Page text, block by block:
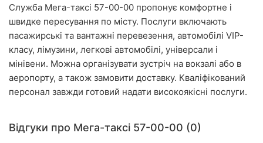
Тернопіль
Хмельницький
Одеса
Кропивницький
Служба Мега-таксі 57-00-00 пропонує комфортне і
швидке пересування по місту. Послуги включають
пасажирські та вантажні перевезення, автомобілі VIP-
класу, лімузини, легкові автомобілі, універсали і
мінівени. Можна організувати зустріч на вокзалі або в
аеропорту, а також замовити доставку. Кваліфікований
персонал завжди готовий надати високоякісні послуги.
Відгуки про Мега-таксі 57-00-00 (0)